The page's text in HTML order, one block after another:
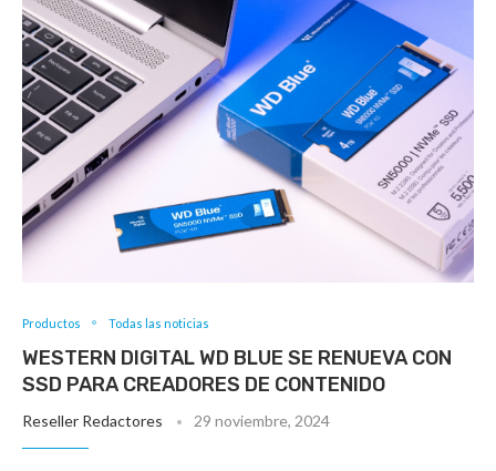
Productos Todas las noticias
WESTERN DIGITAL WD BLUE SE RENUEVA CON
SSD PARA CREADORES DE CONTENIDO
Reseller Redactores 29 noviembre, 2024